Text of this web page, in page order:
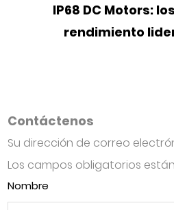
IP68 DC Motors:
rendimiento
Contáctenos
Su dirección de correo
Los campos obligatorios
Nombre